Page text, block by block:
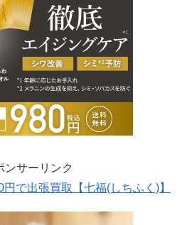
ンサーリンク
で出張買取【七福(しちふく)】